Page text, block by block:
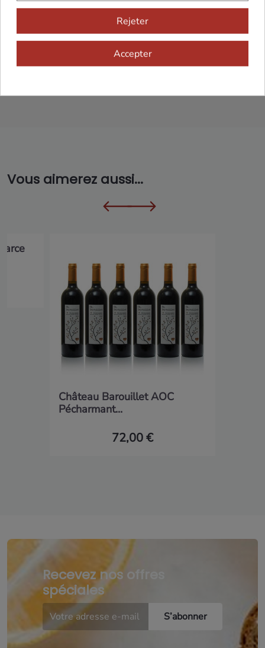
Cadeaux dès 99€
Vous aimerez aussi...
Château Barouillet AOC
Pécharmant...
72,00 €
Recevez nos offres
spéciales
Rejeter
Accepter